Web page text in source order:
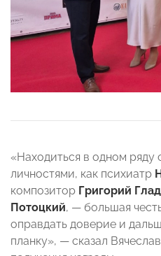
«Находиться в одном ряду
личностями, как психиатр
композитор Григорий
Потоцкий, — большая
оправдать доверие и
планку», — сказал